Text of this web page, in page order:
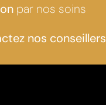
par nos soins
nos conseillers